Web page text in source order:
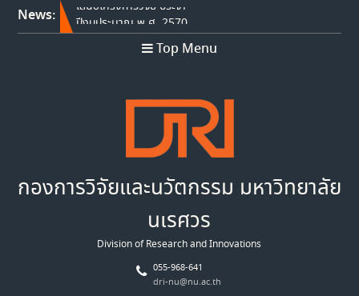
News:
สำนักงานเทคโนโลยีและ
นวัตกรรมด้านชีววิทยาศาสตร์
(องค์การมหาชน) เปิดรับข้อ
Franco-Thai Young Talent
Research Fellowship
สำนักงานเทคโนโลยีและ
(องค์การมหาชน) เปิดรับข้อ
ปีงบประมาณ พ.ศ. 2570
Top Menu
กองการวิจัยและนวัตกรรม มหาวิทยาลัย
นเรศวร
Division of Research and Innovations
055-968-641
dri-nu@nu.ac.th